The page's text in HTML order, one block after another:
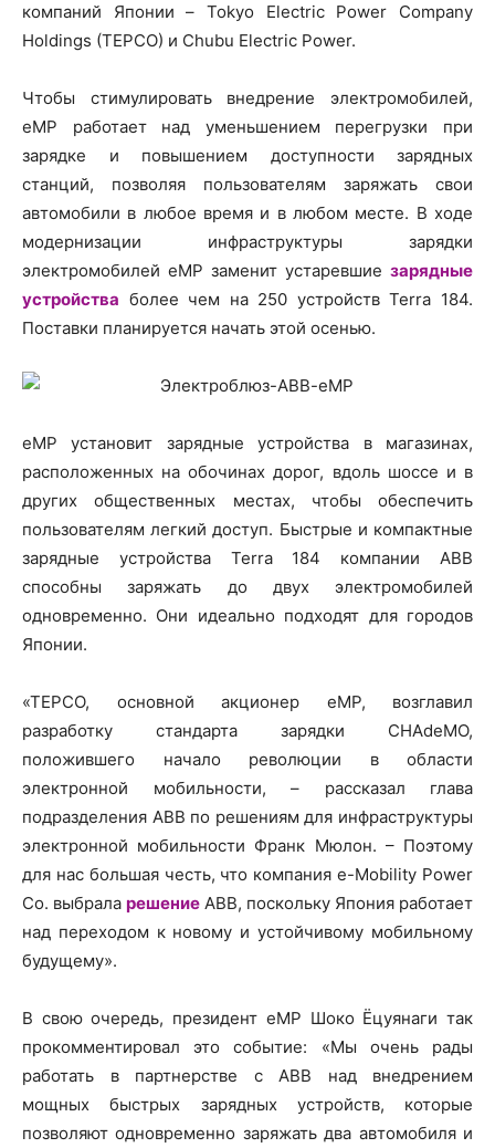
компаний Японии – Tokyo Electric Power Company
Holdings (TEPCO) и Chubu Electric Power.
Чтобы стимулировать внедрение электромобилей,
eMP работает над уменьшением перегрузки при
зарядке и повышением доступности зарядных
станций, позволяя пользователям заряжать свои
автомобили в любое время и в любом месте. В ходе
модернизации инфраструктуры зарядки
электромобилей eMP заменит устаревшие зарядные
устройства более чем на 250 устройств Terra 184.
Поставки планируется начать этой осенью.
eMP установит зарядные устройства в магазинах,
расположенных на обочинах дорог, вдоль шоссе и в
других общественных местах, чтобы обеспечить
пользователям легкий доступ. Быстрые и компактные
зарядные устройства Terra 184 компании ABB
способны заряжать до двух электромобилей
одновременно. Они идеально подходят для городов
Японии.
«TEPCO, основной акционер eMP, возглавил
разработку стандарта зарядки CHAdeMO,
положившего начало революции в области
электронной мобильности, – рассказал глава
подразделения ABB по решениям для инфраструктуры
электронной мобильности Франк Мюлон. – Поэтому
для нас большая честь, что компания e-Mobility Power
Co. выбрала решение АВВ, поскольку Япония работает
над переходом к новому и устойчивому мобильному
будущему».
В свою очередь, президент eMP Шоко Ёцуянаги так
прокомментировал это событие: «Мы очень рады
работать в партнерстве с ABB над внедрением
мощных быстрых зарядных устройств, которые
позволяют одновременно заряжать два автомобиля и